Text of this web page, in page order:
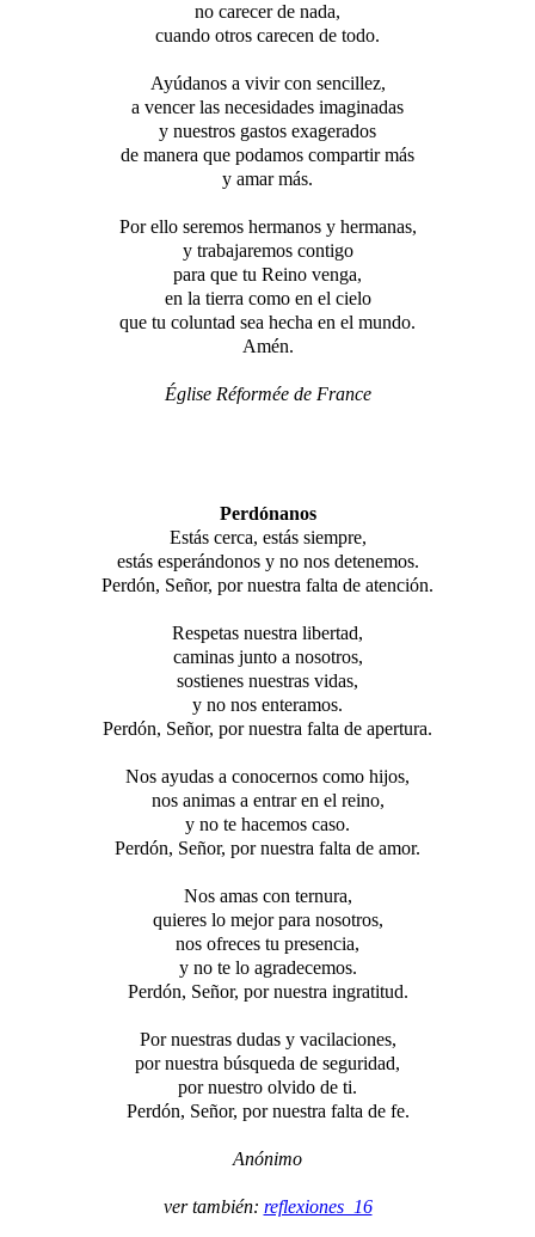
no carecer de nada,
cuando otros carecen de todo.
Ayúdanos a vivir con sencillez,
a vencer las necesidades imaginadas
y nuestros gastos exagerados
de manera que podamos compartir más
y amar más.
Por ello seremos hermanos y hermanas,
y trabajaremos contigo
para que tu Reino venga,
en la tierra como en el cielo
que tu coluntad sea hecha en el mundo.
Amén.
Église Réformée de France
Perdónanos
Estás cerca, estás siempre,
estás esperándonos y no nos detenemos.
Perdón, Señor, por nuestra falta de atención.
Respetas nuestra libertad,
caminas junto a nosotros,
sostienes nuestras vidas,
y no nos enteramos.
Perdón, Señor, por nuestra falta de apertura.
Nos ayudas a conocernos como hijos,
nos animas a entrar en el reino,
y no te hacemos caso.
Perdón, Señor, por nuestra falta de amor.
Nos amas con ternura,
quieres lo mejor para nosotros,
nos ofreces tu presencia,
y no te lo agradecemos.
Perdón, Señor, por nuestra ingratitud.
Por nuestras dudas y vacilaciones,
por nuestra búsqueda de seguridad,
por nuestro olvido de ti.
Perdón, Señor, por nuestra falta de fe.
Anónimo
ver también: reflexiones_16